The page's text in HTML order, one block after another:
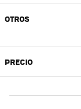
OTROS
PRECIO